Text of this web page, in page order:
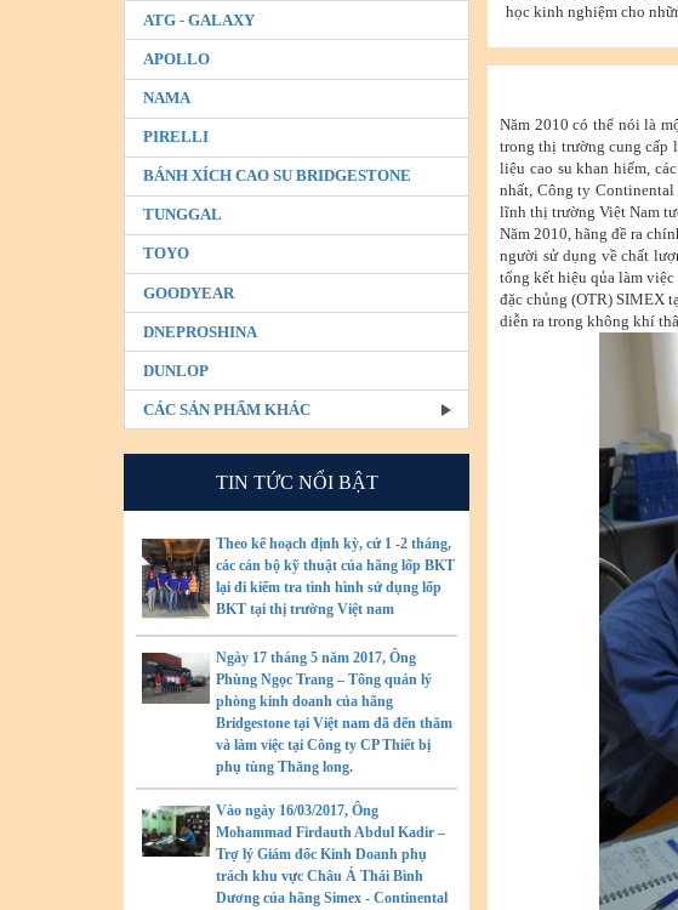
ATG - GALAXY
APOLLO
NAMA
PIRELLI
BÁNH XÍCH CAO SU BRIDGESTONE
TUNGGAL
TOYO
GOODYEAR
DNEPROSHINA
DUNLOP
CÁC SẢN PHẨM KHÁC
TIN TỨC NỔI BẬT
Theo kế hoạch định kỳ, cứ 1 -2 tháng,
các cán bộ kỹ thuật của hãng lốp BKT
lại đi kiểm tra tình hình sử dụng lốp
BKT tại thị trường Việt nam
Ngày 17 tháng 5 năm 2017, Ông
Phùng Ngọc Trang – Tổng quản lý
phòng kinh doanh của hãng
Bridgestone tại Việt nam đã đến thăm
và làm việc tại Công ty CP Thiết bị
phụ tùng Thăng long.
Vào ngày 16/03/2017, Ông
Mohammad Firdauth Abdul Kadir –
Trợ lý Giám đốc Kinh Doanh phụ
trách khu vực Châu Á Thái Bình
Dương của hãng Simex - Continental
học kinh nghiệm cho
Năm 2010 có thể nói là
trong thị trường cung cấp
liệu cao su khan hiếm,
nhất, Công ty
lĩnh thị trường Việt Nam
Năm 2010, hãng đề ra
người sử dụng về chất
tổng kết hiệu qủa làm
đặc chủng (OTR) SIMEX
diễn ra trong không khí